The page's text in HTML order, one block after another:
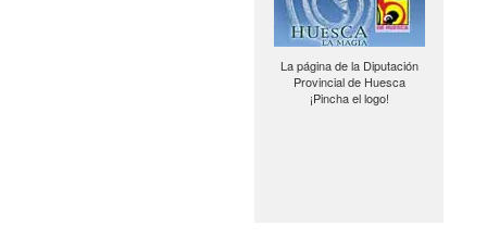
La página de la Diputación
Provincial de Huesca
¡Pincha el logo!